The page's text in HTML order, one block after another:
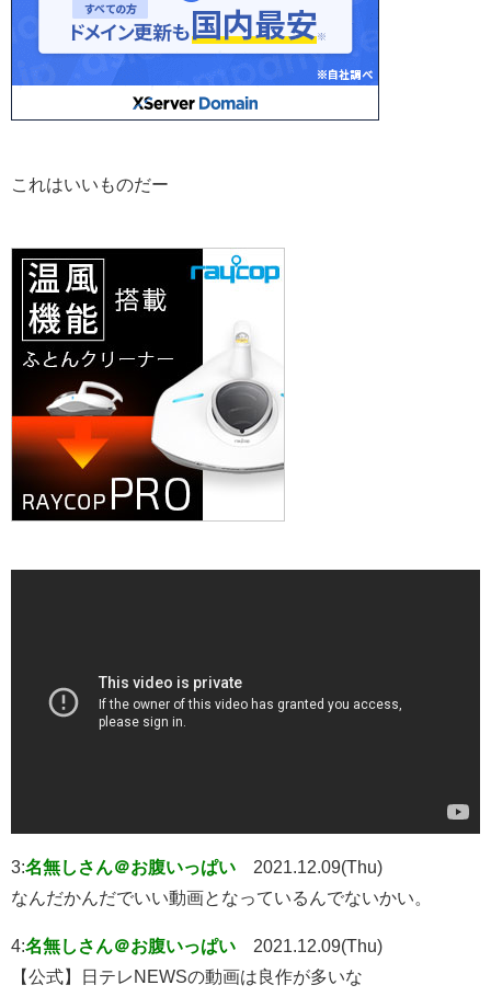
これはいいものだー
3:名無しさん＠お腹いっぱい
2021.12.09(Thu)
なんだかんだでいい動画となっているんでないかい。
4:名無しさん＠お腹いっぱい
2021.12.09(Thu)
【公式】日テレNEWSの動画は良作が多いな